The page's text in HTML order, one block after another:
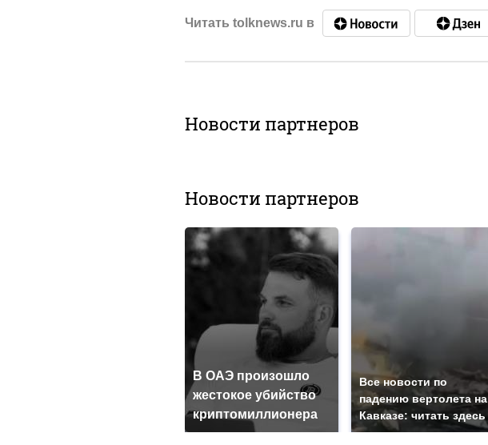
Читать tolknews.ru в
Новости партнеров
Новости партнеров
В ОАЭ произошло
жестокое убийство
криптомиллионера
Все новости по
падению вертолета на
Кавказе: читать здесь